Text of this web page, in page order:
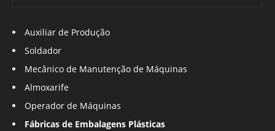
Auxiliar de Produção
Soldador
Mecânico de Manutenção de Máquinas
Almoxarife
Operador de Máquinas
Fábricas de Embalagens Plásticas